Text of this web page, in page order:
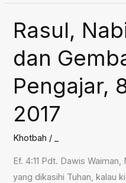
Kekayaan,
15
Oktober
2017
Rasul,
dan
Pengajar,
2017
Khotbah /
Ef. 4:11 Pdt. Dawis
yang dikasihi Tuhan, kalau